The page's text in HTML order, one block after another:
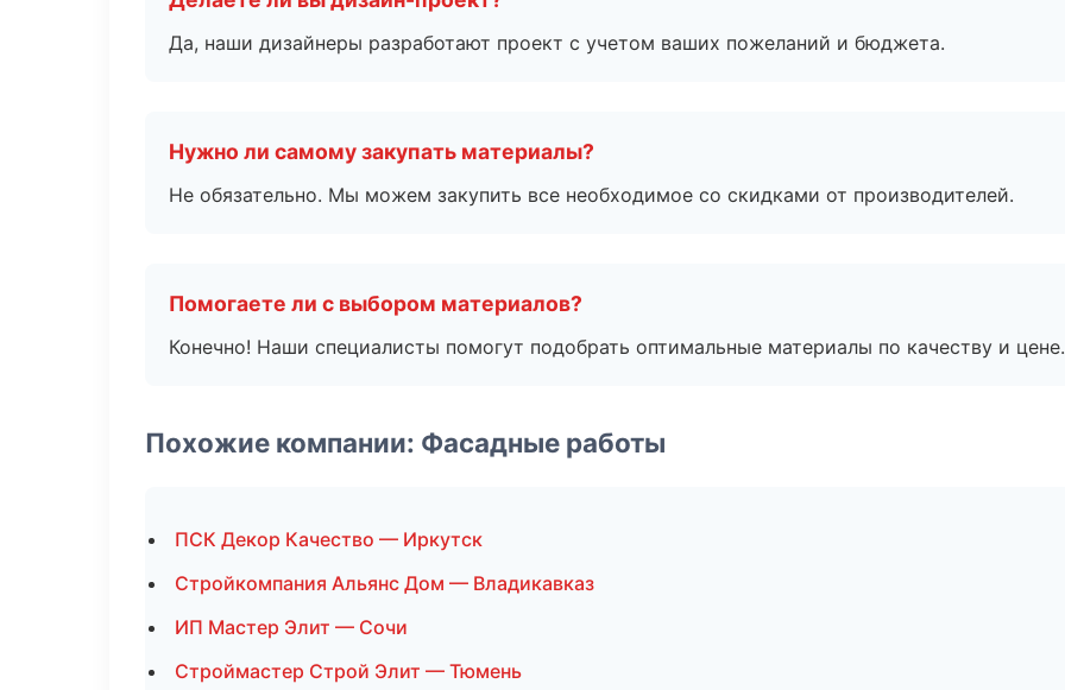
Да, наши дизайнеры разработают проект с учетом ваших пожеланий и бюджета.
Нужно ли самому закупать материалы?
Не обязательно. Мы можем закупить все необходимое со скидками от производителей.
Помогаете ли с выбором материалов?
Конечно! Наши специалисты помогут подобрать оптимальные материалы по качеству и цене.
Похожие компании: Фасадные работы
ПСК Декор Качество — Иркутск
Стройкомпания Альянс Дом — Владикавказ
ИП Мастер Элит — Сочи
Строймастер Строй Элит — Тюмень